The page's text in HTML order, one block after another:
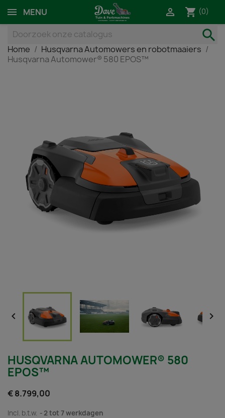
MENU  shopping_cart (0)
search
Home
Husqvarna Automowers en robotmaaiers
Husqvarna Automower® 580 EPOS™
 
HUSQVARNA AUTOMOWER® 580
EPOS™
€ 8.799,00
Incl. b.t.w. 2 tot 7 werkdagen